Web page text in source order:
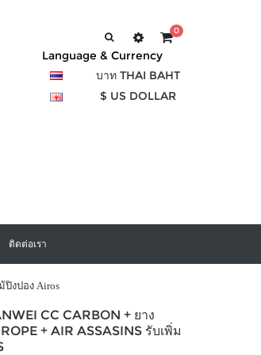
0
Language & Currency
บาท THAI BAHT
$ US DOLLAR
ติดต่อเรา
ปิงปอง Airos
CC CARBON + ยาง
+ AIR ASSASINS รับเพิ่ม